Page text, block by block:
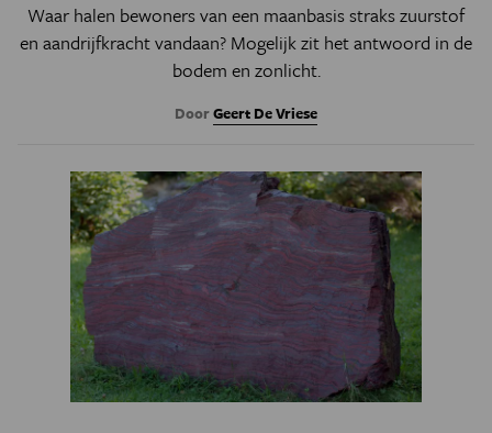
Waar halen bewoners van een maanbasis straks zuurstof
en aandrijfkracht vandaan? Mogelijk zit het antwoord in de
bodem en zonlicht.
DoorGeert De Vriese